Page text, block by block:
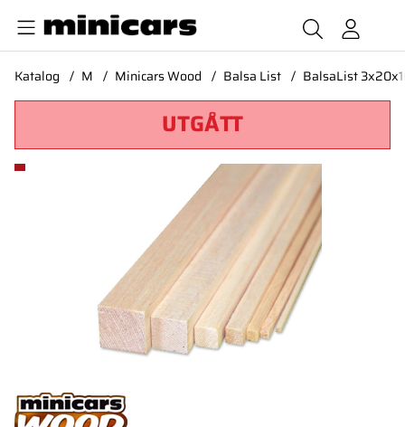
Katalog M Minicars Wood Balsa List BalsaList
UTGÅTT
Produktbilder BalsaList 3x20x1000 mm*